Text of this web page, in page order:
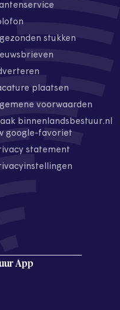
stukken
plaatsen
voorwaarden
binnenlandsbestuur.nl
google-favoriet
statement
App